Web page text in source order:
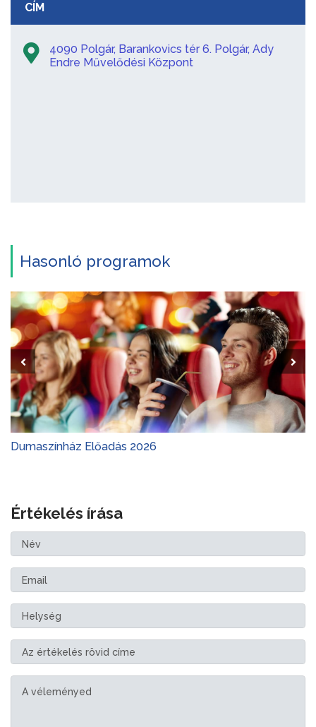
CÍM
4090 Polgár, Barankovics tér 6. Polgár, Ady
Endre Művelődési Központ
Hasonló programok
Dumaszínház Előadás 2026
Értékelés írása